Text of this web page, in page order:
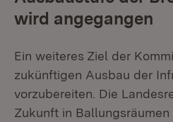
wird angegangen
Ein weiteres Ziel der
zukünftigen Ausbau der
vorzubereiten. Die
Zukunft in Ballungsräumen